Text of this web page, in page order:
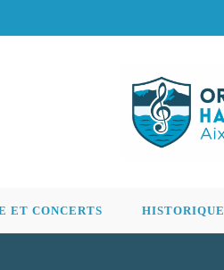
ET CONCERTS HISTORIQUE